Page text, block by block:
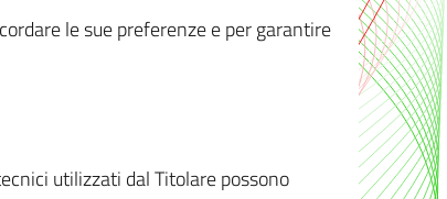
le sue preferenze e per garantire
utilizzati dal Titolare possono